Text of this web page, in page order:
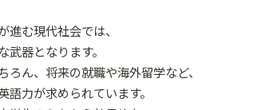
進む現代社会では、
武器となります。
ろん、将来の就職や海外留学など、
語力が求められています。